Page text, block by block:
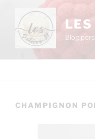
LES
Blog
CHAMPIGNON